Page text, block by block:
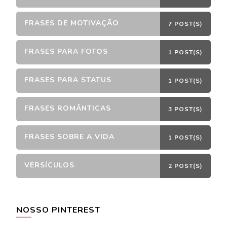
FRASES DE MOTIVAÇÃO 7 POST(S)
FRASES PARA FOTOS 1 POST(S)
FRASES PARA STATUS 1 POST(S)
FRASES ROMÂNTICAS 3 POST(S)
FRASES SOBRE A VIDA 1 POST(S)
VERSÍCULOS 2 POST(S)
NOSSO PINTEREST